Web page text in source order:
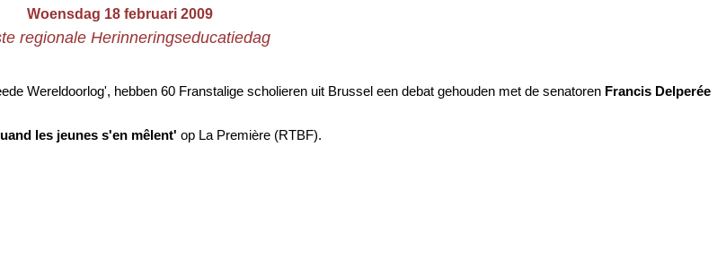
Woensdag 18 februari 2009
regionale Herinneringseducatiedag
Wereldoorlog', hebben 60 Franstalige scholieren uit Brussel een debat gehouden met de senatoren Francis Delperée
les jeunes s'en mêlent' op La Première (RTBF).